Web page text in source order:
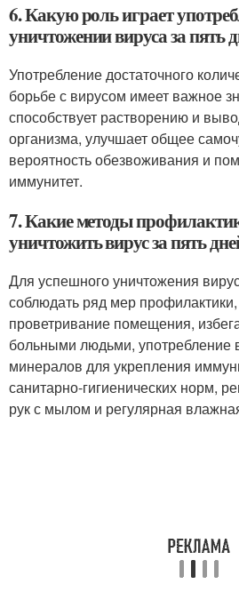
6. Какую роль играет
уничтожении вируса за пять
Употребление достаточного
борьбе с вирусом имеет важное
способствует растворению и
организма, улучшает общее
вероятность обезвоживания и
иммунитет.
7. Какие методы
уничтожить вирус за пять
Для успешного уничтожения
соблюдать ряд мер профилактики,
проветривание помещения,
больными людьми, употребление
минералов для укрепления
санитарно-гигиенических норм,
рук с мылом и регулярная